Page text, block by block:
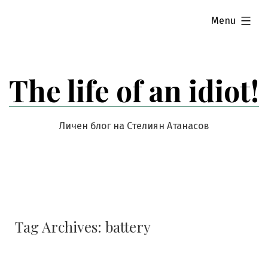
The life of an idiot!
Личен блог на Стелиян Атанасов
Menu
expanded
Tag Archives: battery